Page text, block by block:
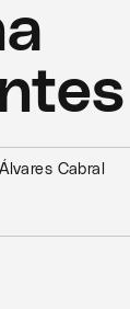
Cabral